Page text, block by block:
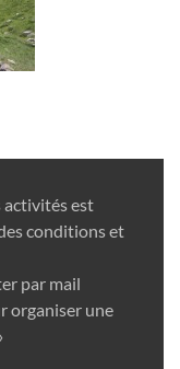
activités est
conditions et
par mail
organiser une